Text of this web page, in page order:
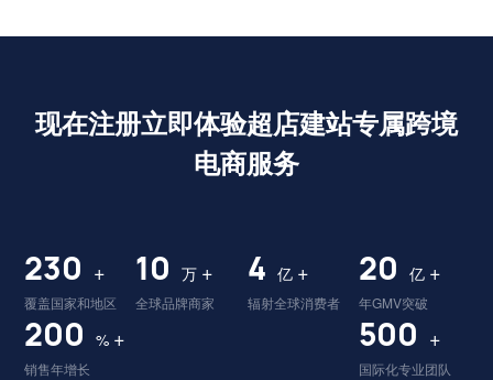
现在注册立即体验超店建站专属跨境
电商服务
230 +
覆盖国家和地区
10 万 +
全球品牌商家
4 亿 +
辐射全球消费者
20 亿 +
年GMV突破
200 % +
销售年增长
500 +
国际化专业团队